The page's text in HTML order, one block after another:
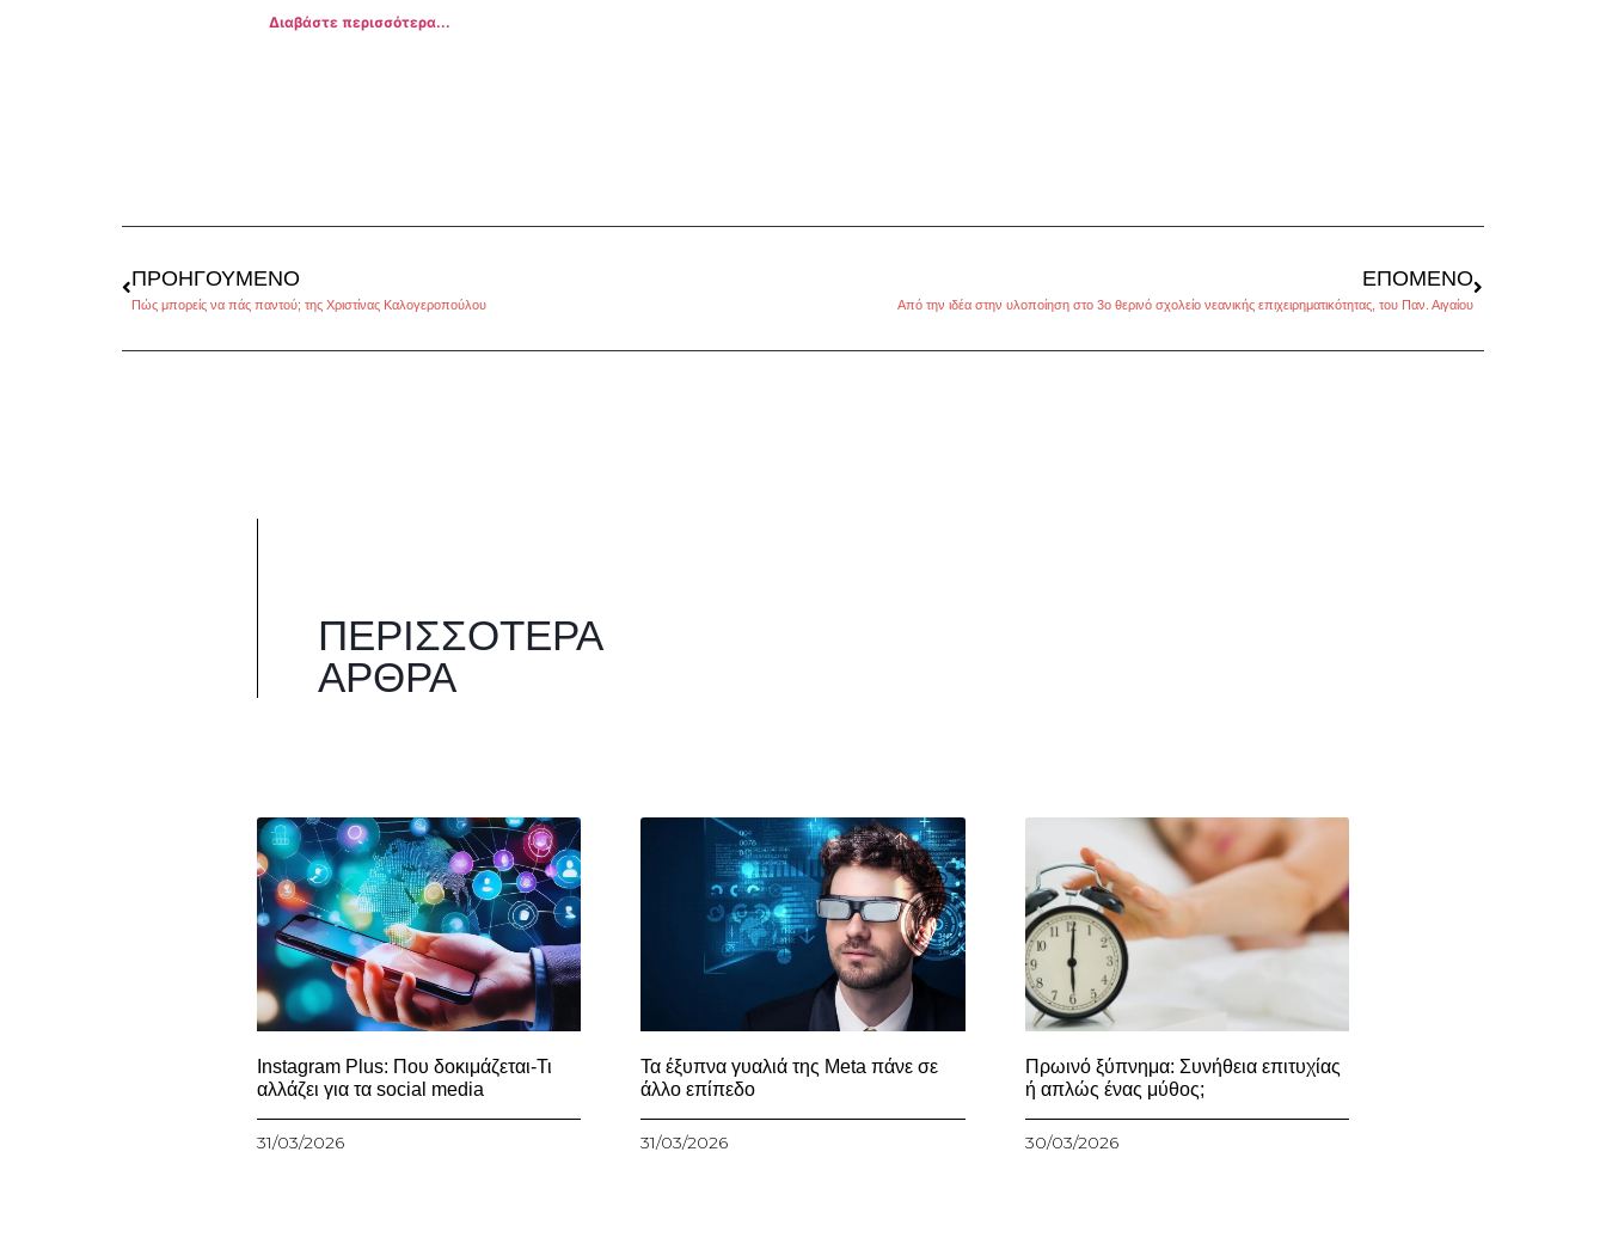
Διαβάστε περισσότερα...
ΠΡΟΗΓΟΎΜΕΝΟ
Πώς μπορείς να πάς παντού; της Χριστίνας Καλογεροπούλου
ΕΠΌΜΕΝΟ
Από την ιδέα στην υλοποίηση στο 3o θερινό σχολείο νεανικής επιχειρηματικότητας, του Παν. Αιγαίου
ΠΕΡΙΣΣΌΤΕΡΑ
ΆΡΘΡΑ
Instagram Plus: Που δοκιμάζεται-Τι
αλλάζει για τα social media
31/03/2026
Τα έξυπνα γυαλιά της Meta πάνε σε
άλλο επίπεδο
31/03/2026
Πρωινό ξύπνημα: Συνήθεια επιτυχίας
ή απλώς ένας μύθος;
30/03/2026